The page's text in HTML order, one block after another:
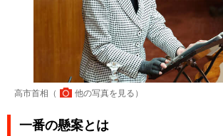
高市首相（ 他の写真を見る ）
一番の懸案とは